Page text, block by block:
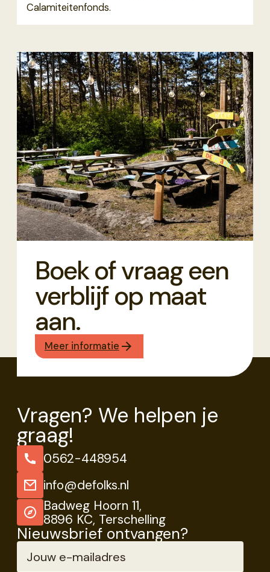
Calamiteitenfonds.
Boek of vraag een
verblijf op maat
aan.
Meer informatie
Vragen? We helpen je
graag!
0562-448954
info@defolks.nl
Badweg Hoorn 11,
8896 KC, Terschelling
Nieuwsbrief ontvangen?